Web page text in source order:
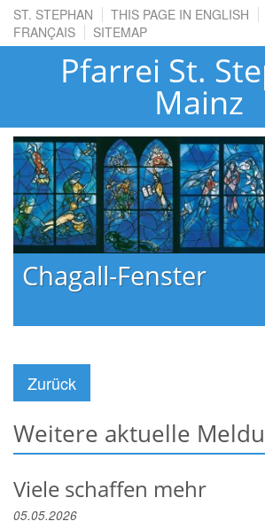
ST. STEPHAN THIS PAGE IN ENGLISH
FRANÇAIS
SITEMAP
Pfarrei St.
Mainz
Chagall-Fenster
Zurück
Weitere aktuelle
Viele schaffen mehr
05.05.2026